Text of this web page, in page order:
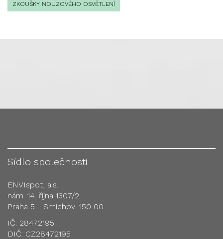
ZKOUŠKY NOUZOVÉHO OSVĚTLENÍ
Sídlo společnosti
ENVIspot, a.s.
nám. 14. října 1307/2
Praha 5 - Smíchov, 150 00
IČ: 28472195
DIČ: CZ28472195